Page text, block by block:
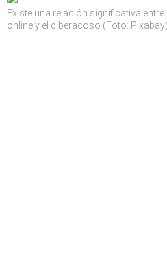
Existe una relación significativa
online y el ciberacoso (Foto: Pixabay)